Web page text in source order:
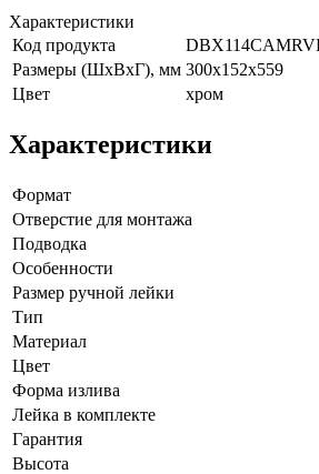
Характеристики
Код продукта
Размеры (ШхВхГ), мм 300х152х559
Цвет
хром
Характеристики
Формат
Отверстие для монтажа
Подводка
Особенности
Размер ручной лейки
Тип
Материал
Цвет
Форма излива
Лейка в комплекте
Гарантия
Высота